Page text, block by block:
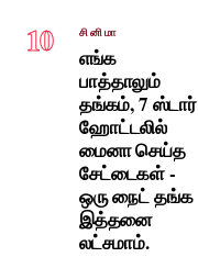
10 சினிமா
எங்க
பாத்தாலும்
தங்கம், 7 ஸ்டார்
ஹோட்டலில்
மைனா செய்த
சேட்டைகள் -
ஒரு நைட் தங்க
இத்தனை
லட்சமாம்.